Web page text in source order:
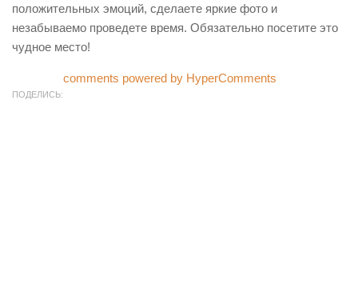
положительных эмоций, сделаете яркие фото и
незабываемо проведете время. Обязательно посетите это
чудное место!
comments powered by HyperComments
ПОДЕЛИСЬ: